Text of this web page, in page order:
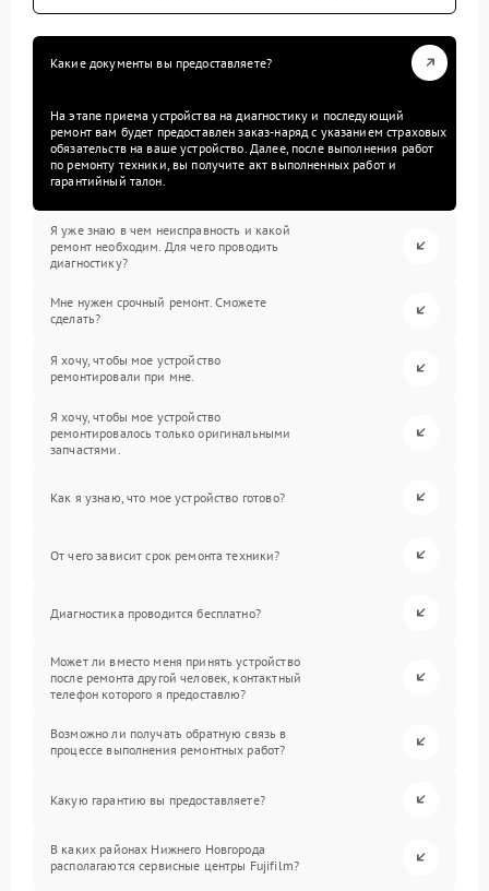
Какие документы вы предоставляете?
На этапе приема устройства на диагностику и последующий
ремонт вам будет предоставлен заказ-наряд с указанием страховых
обязательств на ваше устройство. Далее, после выполнения работ
по ремонту техники, вы получите акт выполненных работ и
гарантийный талон.
Я уже знаю в чем неисправность и какой
ремонт необходим. Для чего проводить
диагностику?
Мне нужен срочный ремонт. Сможете
сделать?
Я хочу, чтобы мое устройство
ремонтировали при мне.
Я хочу, чтобы мое устройство
ремонтировалось только оригинальными
запчастями.
Как я узнаю, что мое устройство готово?
От чего зависит срок ремонта техники?
Диагностика проводится бесплатно?
Может ли вместо меня принять устройство
после ремонта другой человек, контактный
телефон которого я предоставлю?
Возможно ли получать обратную связь в
процессе выполнения ремонтных работ?
Какую гарантию вы предоставляете?
В каких районах Нижнего Новгорода
располагаются сервисные центры Fujifilm?